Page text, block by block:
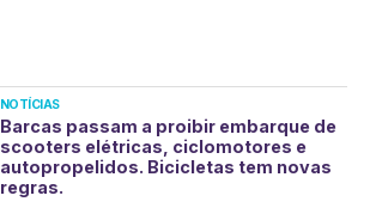
NOTÍCIAS
Barcas passam a proibir embarque de
scooters elétricas, ciclomotores e
autopropelidos. Bicicletas tem novas
regras.